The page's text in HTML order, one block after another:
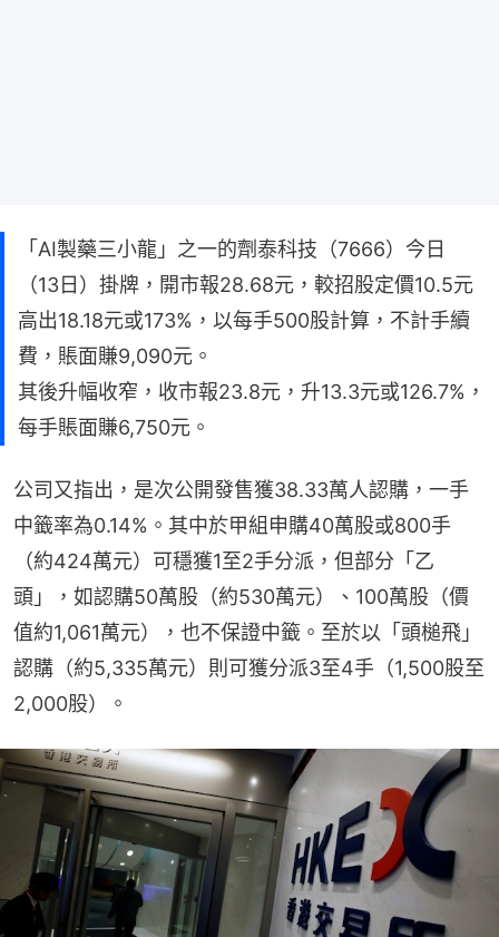
「AI製藥三小龍」之一的劑泰科技（7666）今日
（13日）掛牌，開市報28.68元，較招股定價10.5元
高出18.18元或173%，以每手500股計算，不計手續
費，賬面賺9,090元。
其後升幅收窄，收市報23.8元，升13.3元或126.7%，
每手賬面賺6,750元。
公司又指出，是次公開發售獲38.33萬人認購，一手
中籤率為0.14%。其中於甲組申購40萬股或800手
（約424萬元）可穩獲1至2手分派，但部分「乙
頭」，如認購50萬股（約530萬元）、100萬股（價
值約1,061萬元），也不保證中籤。至於以「頭槌飛」
認購（約5,335萬元）則可獲分派3至4手（1,500股至
2,000股）。